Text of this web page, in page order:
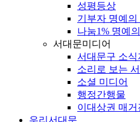
성평등상
기부자 명예의
나눔1% 명예
서대문미디어
서대문구 소식
소리로 보는
소셜 미디어
행정간행물
이대상권 매거
우리서대문